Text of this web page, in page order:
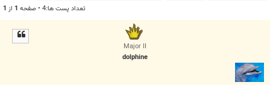
تعداد پست ها:4 • صفحه 1 از 1
Major II
dolphine